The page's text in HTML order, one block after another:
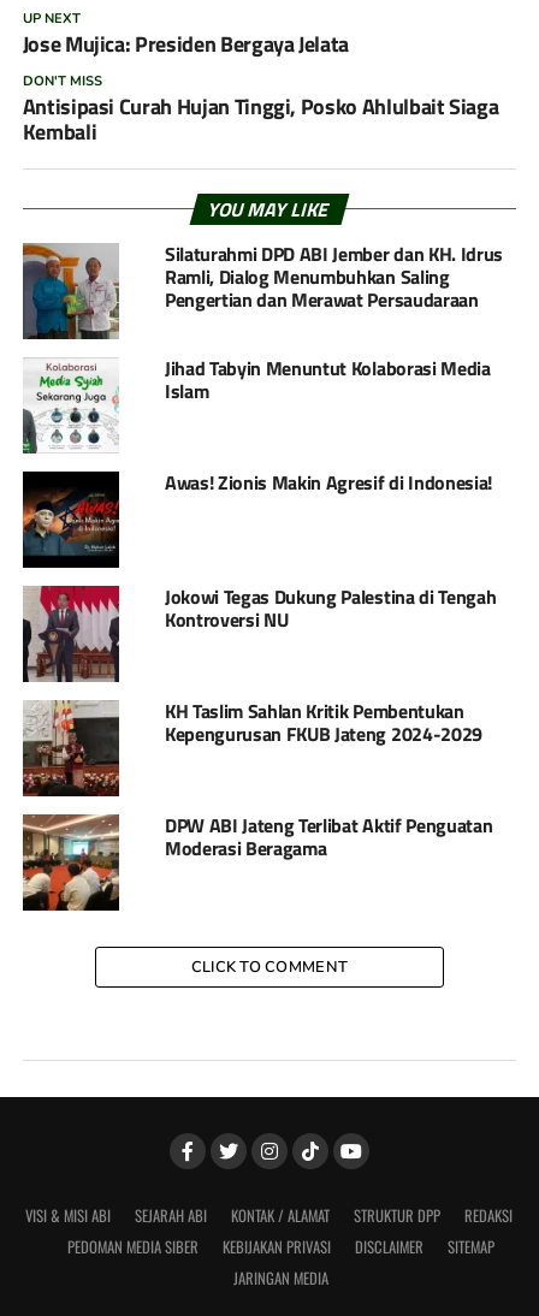
UP NEXT
Jose Mujica: Presiden Bergaya Jelata
DON'T MISS
Antisipasi Curah Hujan Tinggi, Posko Ahlulbait Siaga
Kembali
YOU MAY LIKE
Silaturahmi DPD ABI Jember dan KH. Idrus
Ramli, Dialog Menumbuhkan Saling
Pengertian dan Merawat Persaudaraan
Jihad Tabyin Menuntut Kolaborasi Media
Islam
Awas! Zionis Makin Agresif di Indonesia!
Jokowi Tegas Dukung Palestina di Tengah
Kontroversi NU
KH Taslim Sahlan Kritik Pembentukan
Kepengurusan FKUB Jateng 2024-2029
DPW ABI Jateng Terlibat Aktif Penguatan
Moderasi Beragama
CLICK TO COMMENT
VISI & MISI ABI SEJARAH ABI KONTAK / ALAMAT STRUKTUR DPP
REDAKSI
PEDOMAN MEDIA SIBER
KEBIJAKAN PRIVASI DISCLAIMER
SITEMAP
JARINGAN MEDIA